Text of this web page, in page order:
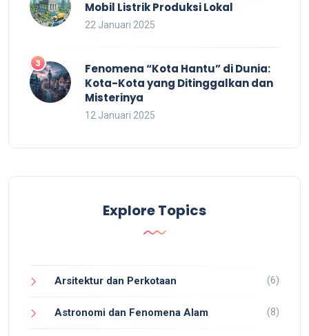
Mobil Listrik Produksi Lokal
22 Januari 2025
Fenomena “Kota Hantu” di Dunia:
Kota-Kota yang Ditinggalkan dan
Misterinya
12 Januari 2025
Explore Topics
Arsitektur dan Perkotaan (6)
Astronomi dan Fenomena Alam (8)